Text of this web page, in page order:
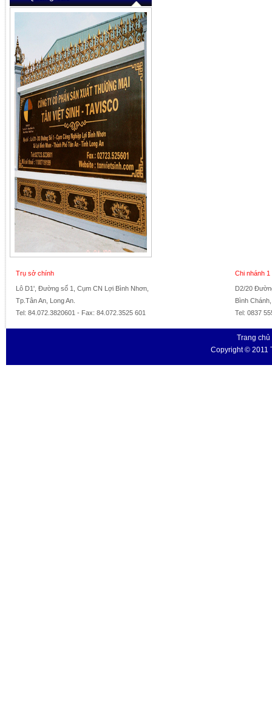
Trụ sở chính
Lô D1', Đường số 1, Cụm CN Lợi Bình Nhơn,
Tp.Tân An, Long An.
Tel: 84.072.3820601 - Fax: 84.072.3525 601
Chi nhánh 1
D2/20
Bình
Tel: 0837
Trang chủ
Copyright © 2011